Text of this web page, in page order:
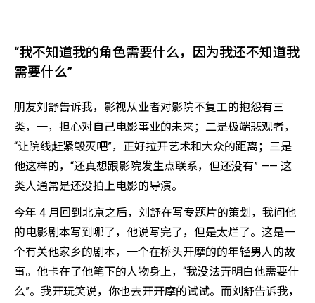
“我不知道我的角色需要什么，因为我还不知道我
需要什么”
朋友刘舒告诉我，影视从业者对影院不复工的抱怨有三
类，一，担心对自己电影事业的未来；二是极端悲观者，
“让院线赶紧毁灭吧”，正好拉开艺术和大众的距离；三是
他这样的，“还真想跟影院发生点联系，但还没有” —— 这
类人通常是还没拍上电影的导演。
今年 4 月回到北京之后，刘舒在写专题片的策划，我问他
的电影剧本写到哪了，他说写完了，但是太烂了。这是一
个有关他家乡的剧本，一个在桥头开摩的的年轻男人的故
事。他卡在了他笔下的人物身上，“我没法弄明白他需要什
么”。我开玩笑说，你也去开开摩的试试。而刘舒告诉我，